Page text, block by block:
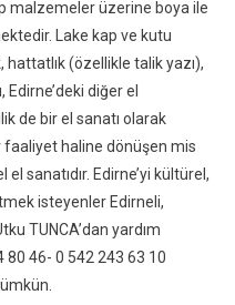
malzemeler üzerine boya ile
Lake kap ve kutu
hattatlık (özellikle talik yazı),
Edirne’deki diğer el
de bir el sanatı olarak
faaliyet haline dönüşen mis
sanatıdır. Edirne’yi kültürel,
isteyenler Edirneli,
TUNCA’dan yardım
80 46- 0 542 243 63 10